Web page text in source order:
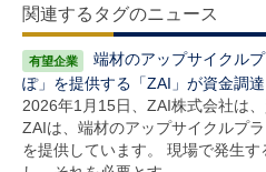
関連するタグのニュース
端材のアップサイクル
ぽ」を提供する「ZAI」が資金調達
2026年1月15日、ZAI株式会社は
ZAIは、端材のアップサイクルプ
を提供しています。 現場で発生